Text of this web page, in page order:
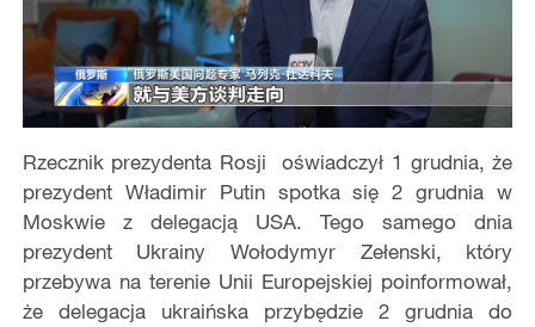
Rzecznik prezydenta Rosji oświadczył 1 grudnia, że
prezydent Władimir Putin spotka się 2 grudnia w
Moskwie z delegacją USA. Tego samego dnia
prezydent Ukrainy Wołodymyr Zełenski, który
przebywa na terenie Unii Europejskiej poinformował,
że delegacja ukraińska przybędzie 2 grudnia do